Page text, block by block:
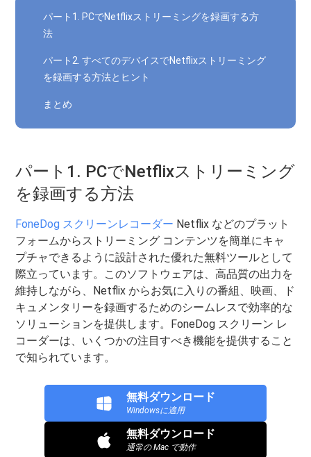
パート1. PCでNetflixストリーミングを録画する方
法
パート2. すべてのデバイスでNetflixストリーミング
を録画する方法とヒント
まとめ
パート1. PCでNetflixストリーミング
を録画する方法
FoneDog スクリーンレコーダー Netflix などのプラット
フォームからストリーミング コンテンツを簡単にキャ
プチャできるように設計された優れた無料ツールとして
際立っています。このソフトウェアは、高品質の出力を
維持しながら、Netflix からお気に入りの番組、映画、ド
キュメンタリーを録画するためのシームレスで効率的な
ソリューションを提供します。FoneDog スクリーン レ
コーダーは、いくつかの注目すべき機能を提供すること
で知られています。
無料ダウンロード
Windowsに適用
無料ダウンロード
通常の Mac で動作